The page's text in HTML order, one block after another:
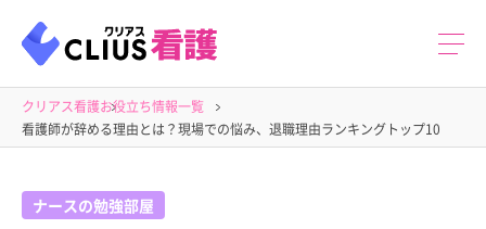
クリアス看護お役立ち情報一覧
看護師が辞める理由とは？現場での悩み、退職理由ランキングトップ10
ナースの勉強部屋